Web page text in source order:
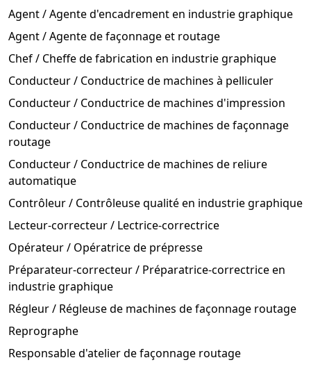
Agent / Agente d'encadrement en industrie graphique
Agent / Agente de façonnage et routage
Chef / Cheffe de fabrication en industrie graphique
Conducteur / Conductrice de machines à pelliculer
Conducteur / Conductrice de machines d'impression
Conducteur / Conductrice de machines de façonnage
routage
Conducteur / Conductrice de machines de reliure
automatique
Contrôleur / Contrôleuse qualité en industrie graphique
Lecteur-correcteur / Lectrice-correctrice
Opérateur / Opératrice de prépresse
Préparateur-correcteur / Préparatrice-correctrice en
industrie graphique
Régleur / Régleuse de machines de façonnage routage
Reprographe
Responsable d'atelier de façonnage routage